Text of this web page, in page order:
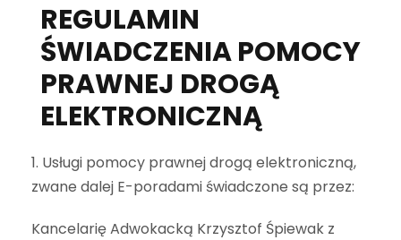
REGULAMIN
ŚWIADCZENIA POMOCY
PRAWNEJ DROGĄ
ELEKTRONICZNĄ
1. Usługi pomocy prawnej drogą elektroniczną,
zwane dalej E-poradami świadczone są przez:
Kancelarię Adwokacką Krzysztof Śpiewak z